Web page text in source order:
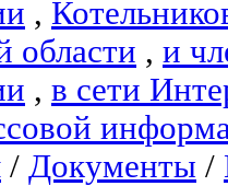
,
области , и
, в сети
/ Документы /